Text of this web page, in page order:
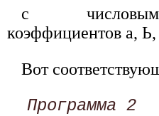
с
коэффициентов а,
Вот
Программа 2